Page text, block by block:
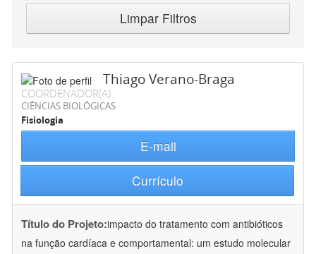
Limpar Filtros
Thiago Verano-Braga
COORDENADOR(A)
CIÊNCIAS BIOLÓGICAS
Fisiologia
E-mail
Currículo
Título do Projeto:impacto do tratamento com antibióticos
na função cardíaca e comportamental: um estudo molecular